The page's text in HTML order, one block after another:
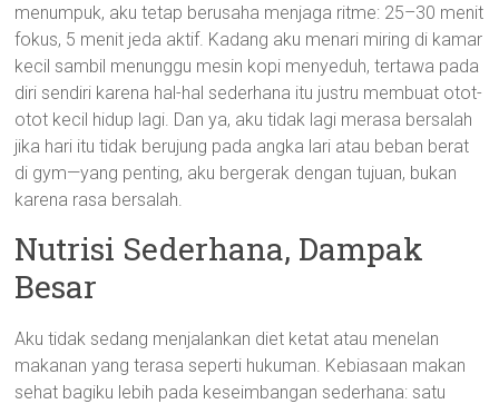
menumpuk, aku tetap berusaha menjaga ritme: 25–30 menit
fokus, 5 menit jeda aktif. Kadang aku menari miring di kamar
kecil sambil menunggu mesin kopi menyeduh, tertawa pada
diri sendiri karena hal-hal sederhana itu justru membuat otot-
otot kecil hidup lagi. Dan ya, aku tidak lagi merasa bersalah
jika hari itu tidak berujung pada angka lari atau beban berat
di gym—yang penting, aku bergerak dengan tujuan, bukan
karena rasa bersalah.
Nutrisi Sederhana, Dampak
Besar
Aku tidak sedang menjalankan diet ketat atau menelan
makanan yang terasa seperti hukuman. Kebiasaan makan
sehat bagiku lebih pada keseimbangan sederhana: satu